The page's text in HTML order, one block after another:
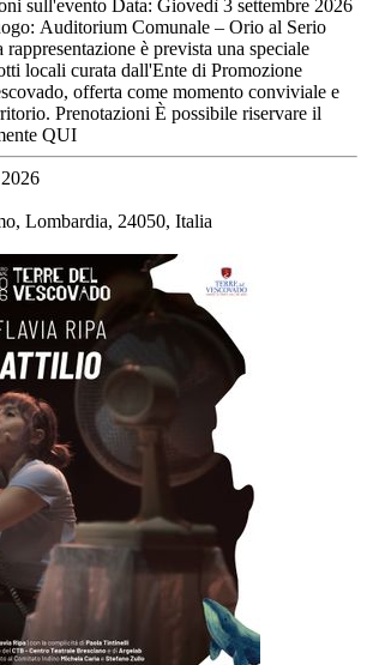
sull'evento Data: Giovedì 3 settembre 2026
Auditorium Comunale – Orio al Serio
è prevista una speciale
locali curata dall'Ente di Promozione
offerta come momento conviviale e
Prenotazioni È possibile riservare il
QUI
Lombardia, 24050, Italia